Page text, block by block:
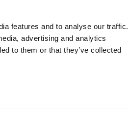
features and to analyse our traffic.
advertising and analytics
to them or that they’ve collected